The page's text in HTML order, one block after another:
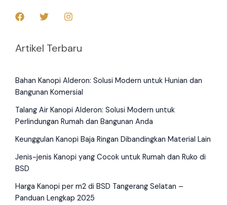
Artikel Terbaru
Bahan Kanopi Alderon: Solusi Modern untuk Hunian dan
Bangunan Komersial
Talang Air Kanopi Alderon: Solusi Modern untuk
Perlindungan Rumah dan Bangunan Anda
Keunggulan Kanopi Baja Ringan Dibandingkan Material Lain
Jenis-jenis Kanopi yang Cocok untuk Rumah dan Ruko di
BSD
Harga Kanopi per m2 di BSD Tangerang Selatan –
Panduan Lengkap 2025